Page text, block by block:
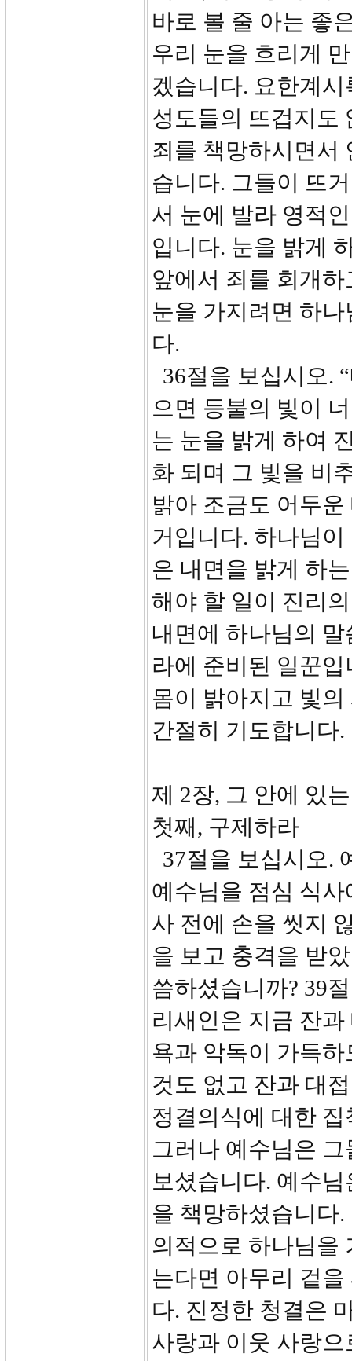
바로 볼 줄 아는 좋
우리 눈을 흐리게
겠습니다. 요한계
성도들의 뜨겁지도
죄를 책망하시면서
습니다. 그들이 뜨
서 눈에 발라 영적
입니다. 눈을 밝게
앞에서 죄를 회개
눈을 가지려면 하
다.
36절을 보십시오.
으면 등불의 빛이
는 눈을 밝게 하여
화 되며 그 빛을 비
밝아 조금도 어두
거입니다. 하나님
은 내면을 밝게 하
해야 할 일이 진리
내면에 하나님의
라에 준비된 일꾼
몸이 밝아지고 빛
간절히 기도합니다.
제 2장, 그 안에 있
첫째, 구제하라
37절을 보십시오.
예수님을 점심 식
사 전에 손을 씻지
을 보고 충격을 받
씀하셨습니까? 39
리새인은 지금 잔
욕과 악독이 가득
것도 없고 잔과 대
정결의식에 대한
그러나 예수님은
보셨습니다. 예수
을 책망하셨습니다
의적으로 하나님을
는다면 아무리 겉
다. 진정한 청결은
사랑과 이웃 사랑